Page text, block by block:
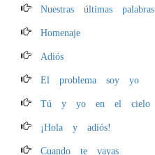
Nuestras últimas palabras
Homenaje
Adiós
El problema soy yo
Tú y yo en el cielo
¡Hola y adiós!
Cuando te vayas